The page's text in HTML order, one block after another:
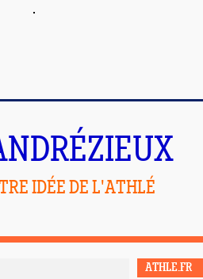
IDÉE DE L'ATHLÉ
ATHLE.FR